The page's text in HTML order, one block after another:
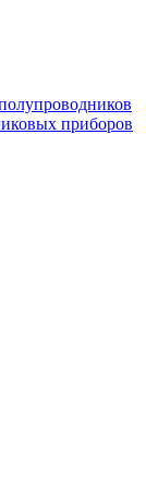
приборов